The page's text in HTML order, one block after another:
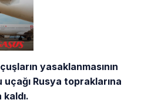
yasaklanmasının
Rusya topraklarına